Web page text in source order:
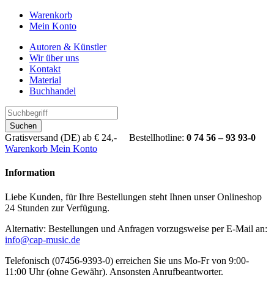
Warenkorb
Mein Konto
Autoren & Künstler
Wir über uns
Kontakt
Material
Buchhandel
Suchen
Gratisversand (DE) ab € 24,- Bestellhotline: 0 74 56 – 93 93-0
Warenkorb Mein Konto
Information
Liebe Kunden, für Ihre Bestellungen steht Ihnen unser Onlineshop
24 Stunden zur Verfügung.
Alternativ: Bestellungen und Anfragen vorzugsweise per E-Mail an:
info@cap-music.de
Telefonisch (07456-9393-0) erreichen Sie uns Mo-Fr von 9:00-
11:00 Uhr (ohne Gewähr). Ansonsten Anrufbeantworter.